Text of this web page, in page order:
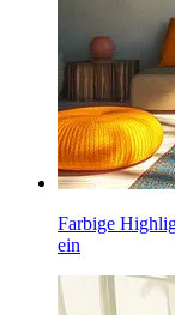
Farbige
ein